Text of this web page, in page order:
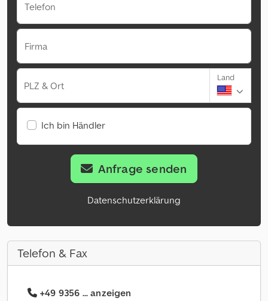
Telefon
Firma
PLZ & Ort
Land
Ich bin Händler
Anfrage senden
Datenschutzerklärung
Telefon & Fax
+49 9356 ... anzeigen